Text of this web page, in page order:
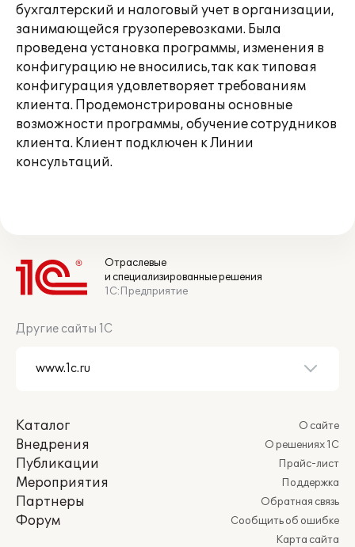
бухгалтерский и налоговый учет в организации,
занимающейся грузоперевозками. Была
проведена установка программы, изменения в
конфигурацию не вносились,так как типовая
конфигурация удовлетворяет требованиям
клиента. Продемонстрированы основные
возможности программы, обучение сотрудников
клиента. Клиент подключен к Линии
консультаций.
Отраслевые
и специализированные решения
1С:Предприятие
Другие сайты 1С
Каталог
Внедрения
Публикации
Мероприятия
Партнеры
Форум
О сайте
О решениях 1С
Прайс-лист
Поддержка
Обратная связь
Сообщить об ошибке
Карта сайта